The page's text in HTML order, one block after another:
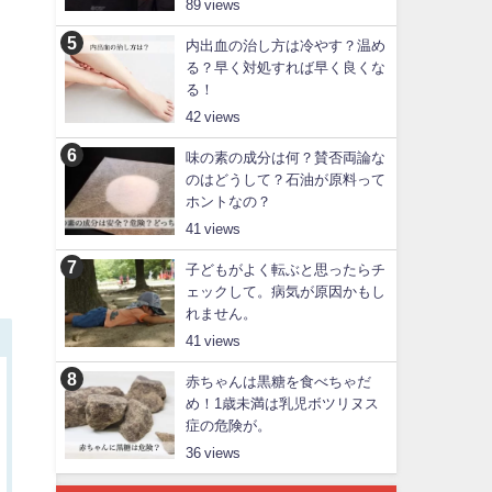
89
内出血の治し方は冷やす？温め
る？早く対処すれば早く良くな
る！
42
味の素の成分は何？賛否両論な
のはどうして？石油が原料って
ホントなの？
41
子どもがよく転ぶと思ったらチ
ェックして。病気が原因かもし
れません。
41
赤ちゃんは黒糖を食べちゃだ
め！1歳未満は乳児ボツリヌス
症の危険が。
36